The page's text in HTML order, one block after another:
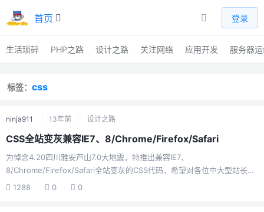
首页 登录
生活琐碎 PHP之路 设计之路 关注网络 应用开发 服务器
标签： css
ninja911 13年前 设计之路
CSS全站变灰兼容IE7、8/Chrome/Firefox/Safari
为悼念4.20四川雅安芦山7.0大地震，特推出兼容IE7、
8/Chrome/Firefox/Safari全站变灰的CSS代码，希望对各位中大型站长有
帮助。特别说明一下： 1、css代码可以独立成*.css文件里，并用link标签
1288 0 0